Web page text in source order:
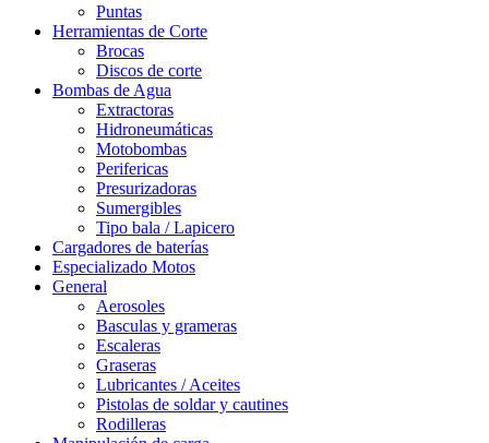
Puntas
Herramientas de Corte
Brocas
Discos de corte
Bombas de Agua
Extractoras
Hidroneumáticas
Motobombas
Perifericas
Presurizadoras
Sumergibles
Tipo bala / Lapicero
Cargadores de baterías
Especializado Motos
General
Aerosoles
Basculas y grameras
Escaleras
Graseras
Lubricantes / Aceites
Pistolas de soldar y cautines
Rodilleras